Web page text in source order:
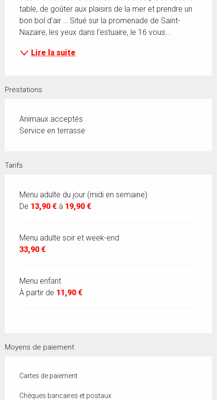
table, de goûter aux plaisirs de la mer et prendre un
bon bol d’air … Situé sur la promenade de Saint-
Nazaire, les yeux dans l’estuaire, le 16 vous...
Lire la suite
Prestations
Animaux acceptés
Service en terrasse
Tarifs
Menu adulte du jour (midi en semaine)
De 13,90 € à 19,90 €
Menu adulte soir et week-end
33,90 €
Menu enfant
À partir de 11,90 €
Moyens de paiement
Cartes de paiement
Chèques bancaires et postaux